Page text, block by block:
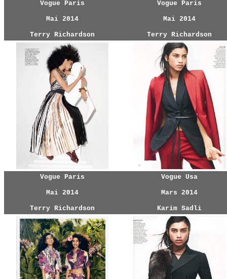
Vogue Paris
Mai 2014
Terry Richardson
Vogue Paris
Mai 2014
Terry Richardson
Vogue Paris
Mai 2014
Terry Richardson
Vogue Usa
Mars 2014
Karim Sadli